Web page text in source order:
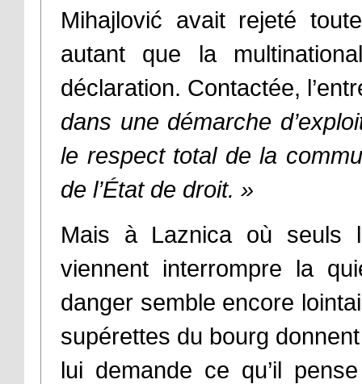
Mihajlović avait rejeté
autant que la
déclaration. Contactée,
dans une démarche
le respect total de la
de l’État de droit. »
Mais à Laznica où seuls
viennent interrompre la
danger semble encore
supérettes du bourg donnent
lui demande ce qu’il